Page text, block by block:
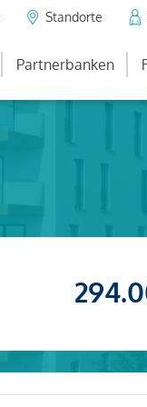
Standorte
Partnerbanken